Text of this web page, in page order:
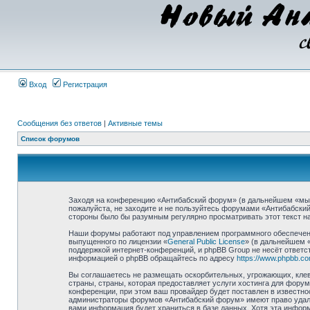
Вход Регистрация
Сообщения без ответов | Активные темы
Список форумов
Заходя на конференцию «Антибабский форум» (в дальнейшем
пожалуйста, не заходите и не пользуйтесь форумами
стороны было бы разумным регулярно просматривать этот текст
Наши форумы работают под управлением программного
выпущенного по лицензии «General Public License» (в дальнейшем
поддержкой интернет-конференций, и phpBB Group не несёт
информацией о phpBB обращайтесь по адресу https://
Вы соглашаетесь не размещать оскорбительных, угрожающих,
страны, страны, которая предоставляет услуги хостинга для
конференции, при этом ваш провайдер будет поставлен в
администраторы форумов «Антибабский форум» имеют право
вами информация будет храниться в базе данных. Хотя эта